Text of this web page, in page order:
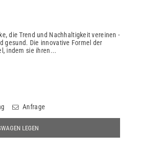
die Trend und Nachhaltigkeit vereinen -
gesund. Die innovative Formel der
indem sie ihren...
Anfrage
LEGEN